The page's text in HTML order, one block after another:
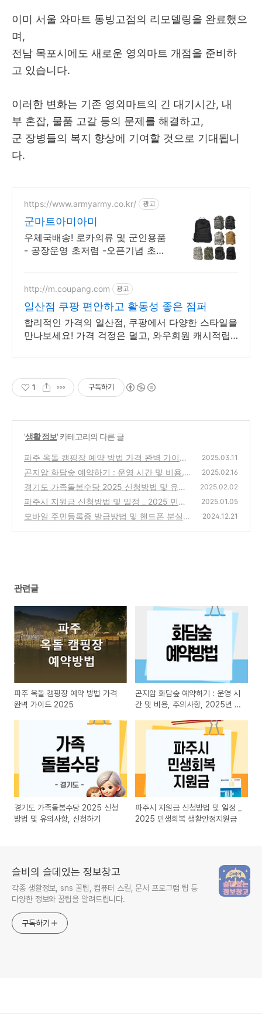
이미 서울 와마트 동빙고점의 리모델링을 완료했으
며,
전남 목포시에도 새로운 영외마트 개점을 준비하
고 있습니다.
이러한 변화는 기존 영외마트의 긴 대기시간, 내
부 혼잡, 물품 고갈 등의 문제를 해결하고,
군 장병들의 복지 향상에 기여할 것으로 기대됩니
다.
https://www.armyarmy.co.kr/ 광고
군마트아미아미
우체국배송! 로카의류 및 군인용품
- 공장운영 초저렴 -오픈기념 초특
http://m.coupang.com 광고
일산점 쿠팡 편안하고 활동성 좋은 점퍼
합리적인 가격의 일산점, 쿠팡에서 다양한 스타일을
만나보세요! 가격 걱정은 덜고, 와우회원 캐시적립
1 구독하기
'생활 정보' 카테고리의 다른 글
파주 옥돌 캠핑장 예약 방법 가격 완벽 가이드
2025
(0)
2025.03.11
곤지암 화담숲 예약하기 : 운영 시간 및 비용,
주의사항, 2025년 봄 개원 예측
(0)
2025.02.16
경기도 가족돌봄수당 2025 신청방법 및 유의
사항, 신청하기
(1)
2025.02.02
파주시 지원금 신청방법 및 일정 _ 2025 민생
회복 생활안정지원금
(0)
2025.01.05
모바일 주민등록증 발급방법 및 핸드폰 분실시
2024.12.21
관련글
파주 옥돌 캠핑장 예약 방법 가격
완벽 가이드 2025
곤지암 화담숲 예약하기 : 운영 시
간 및 비용, 주의사항, 2025년 봄
경기도 가족돌봄수당 2025 신청
방법 및 유의사항, 신청하기
파주시 지원금 신청방법 및 일정 _
2025 민생회복 생활안정지원금
슬비의 슬데있는 정보창고
각종 생활정보, sns 꿀팁, 컴퓨터 스킬, 문서 프로그램 팁 등
다양한 정보와 꿀팁을 알려드립니다.
구독하기